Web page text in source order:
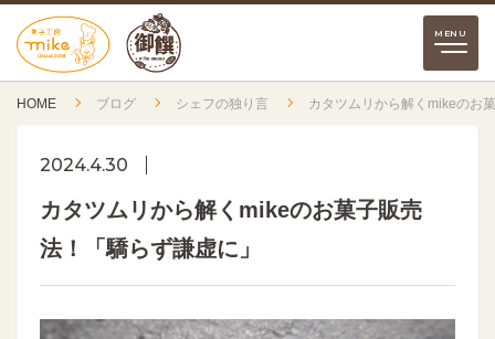
HOME ブログ シェフの独り言 カタツムリから解くmikeのお
2024.4.30
カタツムリから解くmikeのお菓子販売
法！「驕らず謙虚に」